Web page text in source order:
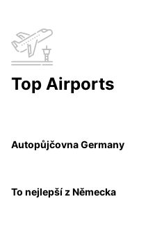
Top Airports
Autopůjčovna Germany
To nejlepší z Německa